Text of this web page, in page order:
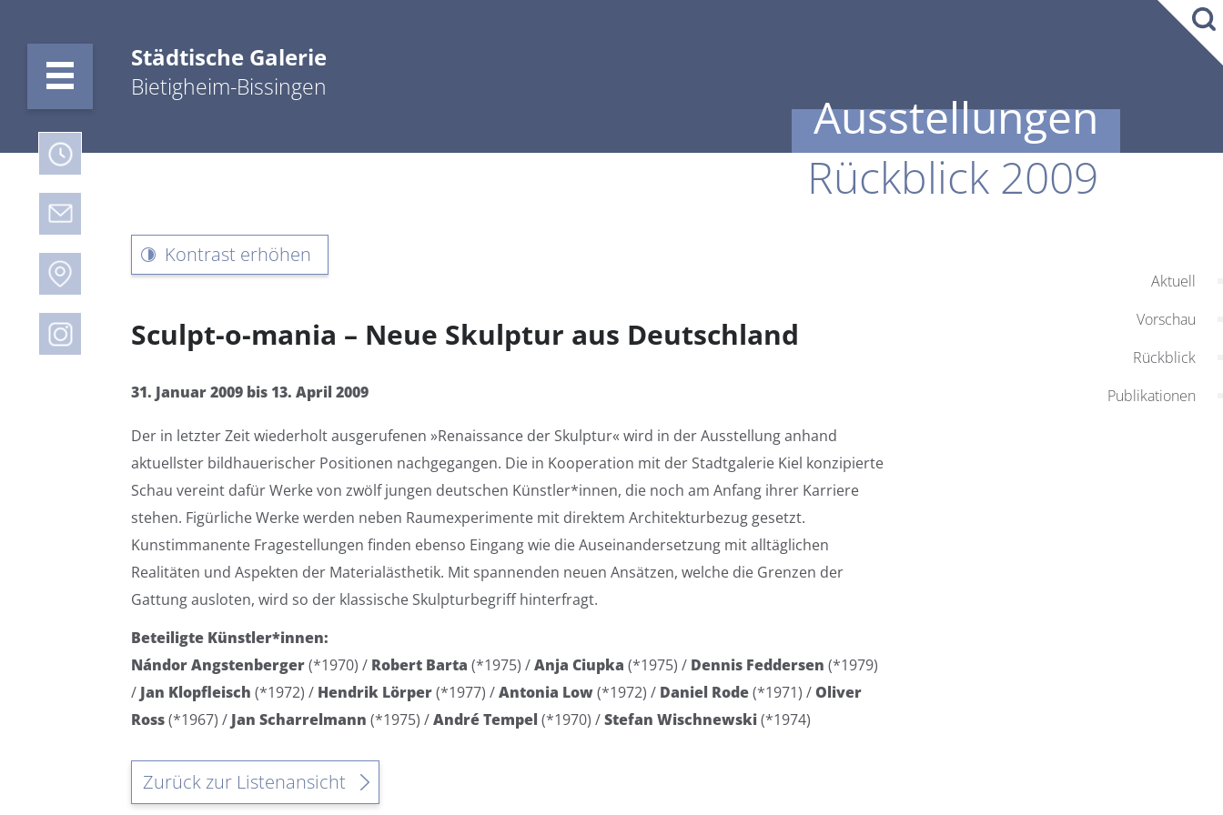
Städtische Galerie
Bietigheim-Bissingen
Ausstellungen
Rückblick 2009
Kontrast erhöhen
Sculpt-o-mania – Neue Skulptur aus Deutschland
31. Januar 2009 bis 13. April 2009
Der in letzter Zeit wiederholt ausgerufenen »Renaissance der Skulptur« wird in der Ausstellung anhand
aktuellster bildhauerischer Positionen nachgegangen. Die in Kooperation mit der Stadtgalerie Kiel konzipierte
Schau vereint dafür Werke von zwölf jungen deutschen Künstler*innen, die noch am Anfang ihrer Karriere
stehen. Figürliche Werke werden neben Raumexperimente mit direktem Architekturbezug gesetzt.
Kunstimmanente Fragestellungen finden ebenso Eingang wie die Auseinandersetzung mit alltäglichen
Realitäten und Aspekten der Materialästhetik. Mit spannenden neuen Ansätzen, welche die Grenzen der
Gattung ausloten, wird so der klassische Skulpturbegriff hinterfragt.
Beteiligte Künstler*innen:
Nándor Angstenberger(*1970) / Robert Barta (*1975) /Anja Ciupka (*1975) / Dennis Feddersen (*1979)
/ Jan Klopfleisch (*1972) / Hendrik Lörper(*1977) /Antonia Low(*1972) / Daniel Rode(*1971) /Oliver
Ross(*1967) / Jan Scharrelmann (*1975) /André Tempel (*1970) /Stefan Wischnewski(*1974)
Zurück zur Listenansicht
Aktuell
Vorschau
Rückblick
Publikationen